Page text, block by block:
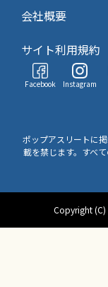
会社概要
サイト利用規約
Facebook Instagram
ポップアスリートに
載を禁じます。すべ
Copyright